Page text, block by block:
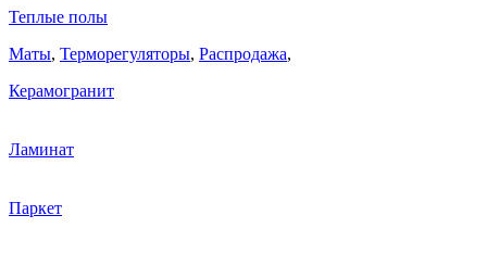
Теплые полы
Маты, Терморегуляторы, Распродажа,
Керамогранит
Ламинат
Паркет